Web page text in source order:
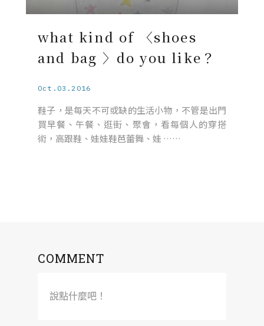
what kind of 〈shoes
and bag 〉do you like？
Oct.03.2016
鞋子，是每天不可或缺的生活小物，不管是出門
買早餐、午餐、逛街、聚會，看每個人的穿搭
術，高跟鞋、娃娃鞋芭蕾舞、娃 ……
COMMENT
說點什麼吧！